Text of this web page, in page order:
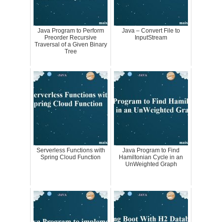
Java Program to Perform
Preorder Recursive
Traversal of a Given Binary
Tree
Java – Convert File to
InputStream
Serverless Functions with
Spring Cloud Function
Java Program to Find
Hamiltonian Cycle in an
UnWeighted Graph